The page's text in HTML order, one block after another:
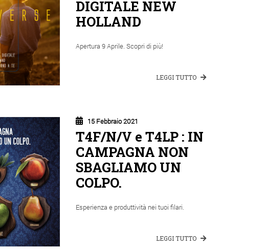
DIGITALE NEW
HOLLAND
Apertura 9 Aprile. Scopri di più!
LEGGI TUTTO
15 Febbraio 2021
T4F/N/V e T4LP : IN
CAMPAGNA NON
SBAGLIAMO UN
COLPO.
Esperienza e produttività nei tuoi filari.
LEGGI TUTTO